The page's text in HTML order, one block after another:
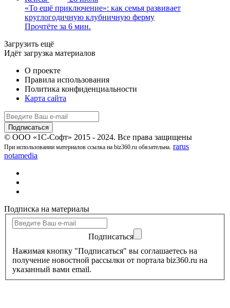
«То ещё приключение»: как семья развивает
круглогодичную клубничную ферму
Прочтёте за 6 мин.
Загрузить ещё
Идёт загрузка материалов
О проекте
Правила использования
Политика конфиденциальности
Карта сайта
© ООО «1С-Софт» 2015 - 2024. Все права защищены
При использовании материалов ссылка на biz360.ru обязательна. rarus
notamedia
Подписка на материалы
Подписаться
Нажимая кнопку "Подписаться" вы соглашаетесь на
получение новостной рассылки от портала biz360.ru на
указанный вами email.